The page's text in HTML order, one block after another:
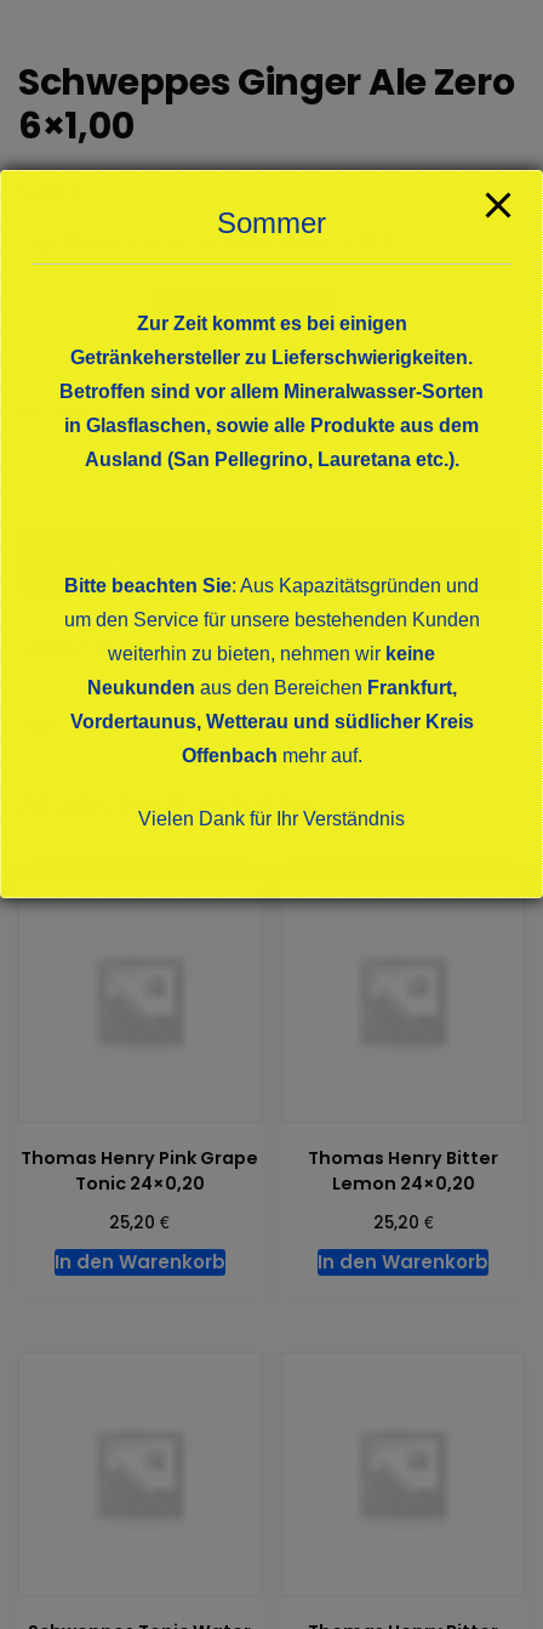
Schweppes Ginger Ale Zero
6×1,00
zzgl. Pfand 2,40 € /Preis pro Liter: 2,33 €
6x1,00
Beschreibung
Ähnliche Produkte
Thomas Henry Pink Grape
Tonic 24×0,20
25,20€
In den Warenkorb
Thomas Henry Bitter
Lemon 24×0,20
25,20 €
In den Warenkorb
Sommer
Zur Zeit kommt es bei einigen
Getränkehersteller zu Lieferschwierigkeiten.
Betroffen sind vor allem Mineralwasser-Sorten
in Glasflaschen, sowie alle Produkte aus dem
Ausland (San Pellegrino, Lauretana etc.).
Bitte beachten Sie: Aus Kapazitätsgründen und
um den Service für unsere bestehenden Kunden
weiterhin zu bieten, nehmen wir keine
Neukunden aus den Bereichen Frankfurt,
Vordertaunus, Wetterau und südlicher Kreis
Offenbach mehr auf.
Vielen Dank für Ihr Verständnis
Dies schließt sich in15Sekunden